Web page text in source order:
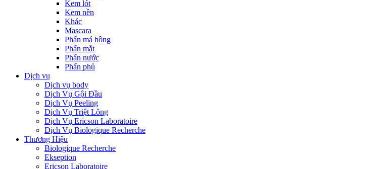
Kem lót
Kem nền
Khác
Mascara
Phấn má hồng
Phấn mắt
Phấn nước
Phấn phủ
Dịch vụ
Dịch vụ body
Dịch Vụ Gội Đầu
Dịch Vụ Peeling
Dịch Vụ Triệt Lông
Dịch Vụ Ericson Laboratoire
Dịch Vụ Biologique Recherche
Thương Hiệu
Biologique Recherche
Ekseption
Ericson Laboratoire